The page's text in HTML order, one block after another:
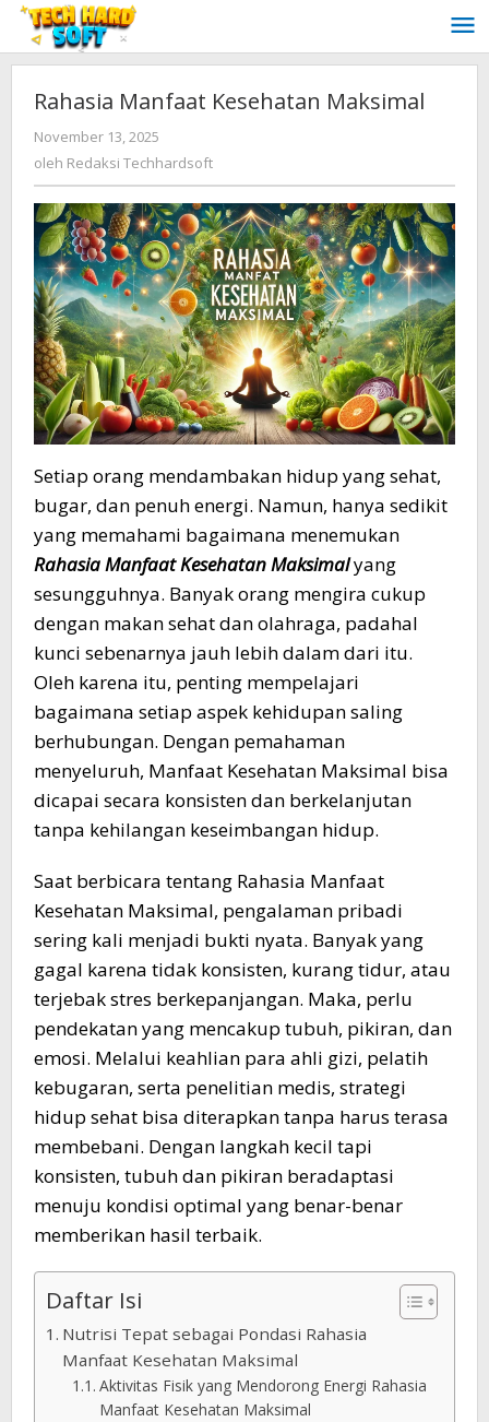
Lewati
konten
Rahasia Manfaat Kesehatan Maksimal
November 13, 2025
Redaksi
oleh Redaksi Techhardsoft
Setiap orang mendambakan hidup yang sehat,
bugar, dan penuh energi. Namun, hanya sedikit
yang memahami bagaimana menemukan
Rahasia Manfaat Kesehatan Maksimalyang
sesungguhnya. Banyak orang mengira cukup
dengan makan sehat dan olahraga, padahal
kunci sebenarnya jauh lebih dalam dari itu.
Oleh karena itu, penting mempelajari
bagaimana setiap aspek kehidupan saling
berhubungan. Dengan pemahaman
menyeluruh, Manfaat Kesehatan Maksimal bisa
dicapai secara konsisten dan berkelanjutan
tanpa kehilangan keseimbangan hidup.
Saat berbicara tentang Rahasia Manfaat
Kesehatan Maksimal, pengalaman pribadi
sering kali menjadi bukti nyata. Banyak yang
gagal karena tidak konsisten, kurang tidur, atau
terjebak stres berkepanjangan. Maka, perlu
pendekatan yang mencakup tubuh, pikiran, dan
emosi. Melalui keahlian para ahli gizi, pelatih
kebugaran, serta penelitian medis, strategi
hidup sehat bisa diterapkan tanpa harus terasa
membebani. Dengan langkah kecil tapi
konsisten, tubuh dan pikiran beradaptasi
menuju kondisi optimal yang benar-benar
memberikan hasil terbaik.
Daftar Isi
Nutrisi Tepat sebagai Pondasi Rahasia
Manfaat Kesehatan Maksimal
Aktivitas Fisik yang Mendorong Energi Rahasia
Manfaat Kesehatan Maksimal